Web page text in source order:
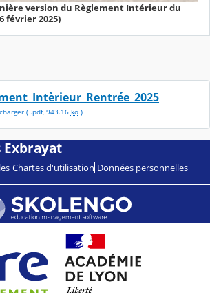
version du Règlement Intérieur du
février 2025)
( .pdf, 943.16 ko)
Exbrayat
Chartes d'utilisation Données personnelles